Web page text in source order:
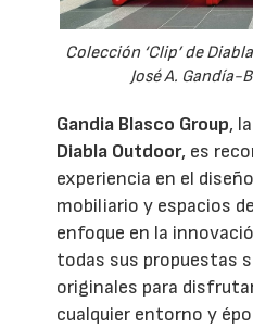
Colección ‘Clip’ de
José A. Gandía-
Gandia Blasco Group,
Diabla Outdoor, es
experiencia en el
mobiliario y espacios
enfoque en la
todas sus propuestas
originales para
cualquier entorno y